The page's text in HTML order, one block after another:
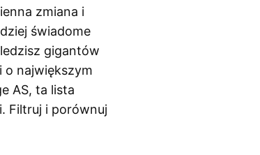
zmiana i
świadome
gigantów
o największym
AS, ta lista
Filtruj i porównuj